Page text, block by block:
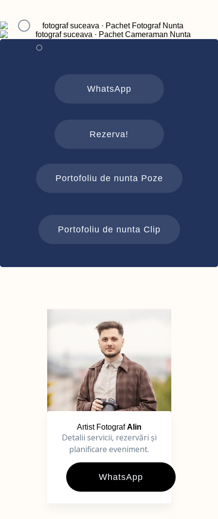
WhatsApp
Rezerva!
Portofoliu de nunta Poze
Portofoliu de nunta Clip
Artist FotografAlin
Detalii servicii, rezervări și
planificare eveniment.
WhatsApp